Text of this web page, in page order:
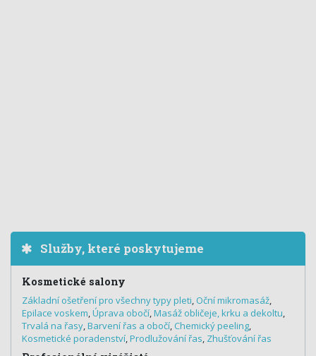
Služby, které poskytujeme
Kosmetické salony
Základní ošetření pro všechny typy pleti, Oční mikromasáž,
Epilace voskem,Úprava obočí,Masáž obličeje, krku a dekoltu,
Trvalá na řasy,Barvení řas a obočí, Chemický peeling,
Kosmetické poradenství,Prodlužování řas, Zhušťování řas